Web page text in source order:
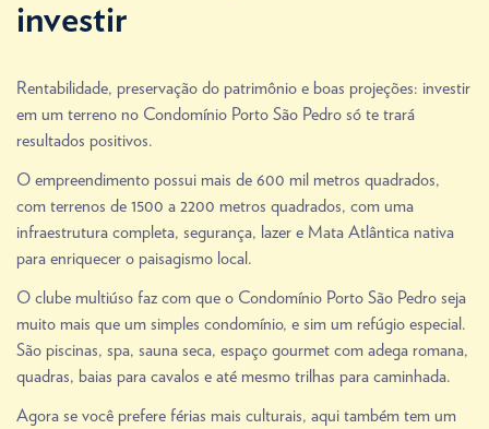
investir
Rentabilidade, preservação do patrimônio e boas projeções: investir
em um terreno no Condomínio Porto São Pedro só te trará
resultados positivos.
O empreendimento possui mais de 600 mil metros quadrados,
com terrenos de 1500 a 2200 metros quadrados, com uma
infraestrutura completa, segurança, lazer e Mata Atlântica nativa
para enriquecer o paisagismo local.
O clube multiúso faz com que o Condomínio Porto São Pedro seja
muito mais que um simples condomínio, e sim um refúgio especial.
São piscinas, spa, sauna seca, espaço gourmet com adega romana,
quadras, baias para cavalos e até mesmo trilhas para caminhada.
Agora se você prefere férias mais culturais, aqui também tem um